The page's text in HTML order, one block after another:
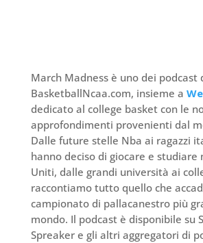
March Madness è uno dei podcast
BasketballNcaa.com, insieme a
dedicato al college basket con le
approfondimenti provenienti dal
Dalle future stelle Nba ai ragazzi
hanno deciso di giocare e studiare
Uniti, dalle grandi università ai
raccontiamo tutto quello che
campionato di pallacanestro più
mondo. Il podcast è disponibile su
Spreaker e gli altri aggregatori di